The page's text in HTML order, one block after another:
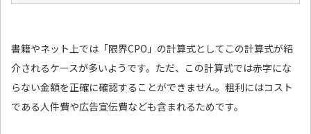
書籍やネット上では「限界CPO」の計算式としてこの計算式が紹
介されるケースが多いようです。ただ、この計算式では赤字にな
らない金額を正確に確認することができません。粗利にはコスト
である人件費や広告宣伝費なども含まれるためです。